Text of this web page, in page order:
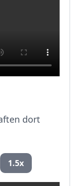
dort
1.5x